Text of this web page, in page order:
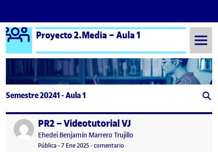
Saltar al contenido
Logo Ágora
Proyecto 2.Media – Aula 1
Semestre 20241 - Aula 1
Publicado porPR2 – Videotutorial VJ
Publicado por
Ehedei Benjamín Marrero Trujillo
Visibilidad:
Pública-Fecha de publicación
7 Ene 20257 enero, 2025 1:48 pm
-comentario